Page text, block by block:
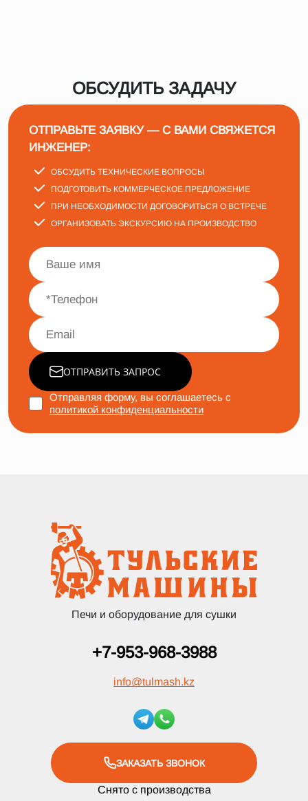
ОБСУДИТЬ ЗАДАЧУ
ОТПРАВЬТЕ ЗАЯВКУ — С ВАМИ СВЯЖЕТСЯ
ИНЖЕНЕР:
ОБСУДИТЬ ТЕХНИЧЕСКИЕ ВОПРОСЫ
ПОДГОТОВИТЬ КОММЕРЧЕСКОЕ ПРЕДЛОЖЕНИЕ
ПРИ НЕОБХОДИМОСТИ ДОГОВОРИТЬСЯ О ВСТРЕЧЕ
ОРГАНИЗОВАТЬ ЭКСКУРСИЮ НА ПРОИЗВОДСТВО
ОТПРАВИТЬ ЗАПРОС
Отправляя форму, вы соглашаетесь с
политикой конфиденциальности
Печи и оборудование для сушки
+7-953-968-3988
info@tulmash.kz
ЗАКАЗАТЬ ЗВОНОК
Снято с производства